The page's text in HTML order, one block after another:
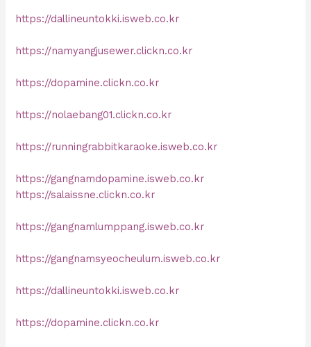
https://dallineuntokki.isweb.co.kr
https://namyangjusewer.clickn.co.kr
https://dopamine.clickn.co.kr
https://nolaebang01.clickn.co.kr
https://runningrabbitkaraoke.isweb.co.kr
https://gangnamdopamine.isweb.co.kr
https://salaissne.clickn.co.kr
https://gangnamlumppang.isweb.co.kr
https://gangnamsyeocheulum.isweb.co.kr
https://dallineuntokki.isweb.co.kr
https://dopamine.clickn.co.kr